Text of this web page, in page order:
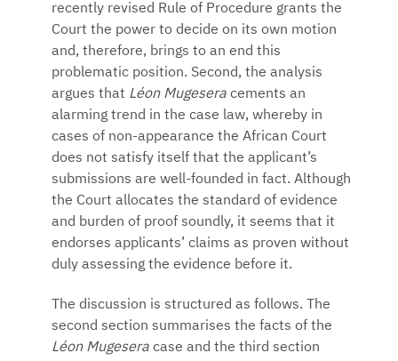
recently revised Rule of Procedure grants the
Court the power to decide on its own motion
and, therefore, brings to an end this
problematic position. Second, the analysis
argues that Léon Mugesera cements an
alarming trend in the case law, whereby in
cases of non-appearance the African Court
does not satisfy itself that the applicant’s
submissions are well-founded in fact. Although
the Court allocates the standard of evidence
and burden of proof soundly, it seems that it
endorses applicants’ claims as proven without
duly assessing the evidence before it.
The discussion is structured as follows. The
second section summarises the facts of the
Léon Mugesera case and the third section